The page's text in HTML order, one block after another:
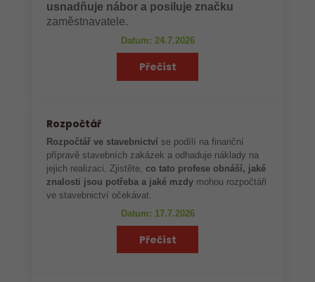
usnadňuje nábor a posiluje značku
zaměstnavatele.
Datum: 24.7.2026
Přečíst
Rozpočtář
Rozpočtář ve stavebnictví se podílí na finanční
přípravě stavebních zakázek a odhaduje náklady na
jejich realizaci. Zjistěte,co tato profese obnáší, jaké
znalosti jsou potřeba a jaké mzdy mohou rozpočtáři
ve stavebnictví očekávat.
Datum: 17.7.2026
Přečíst